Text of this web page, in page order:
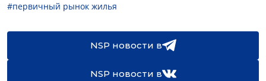
#первичный рынок жилья
NSP новости в
NSP новости в